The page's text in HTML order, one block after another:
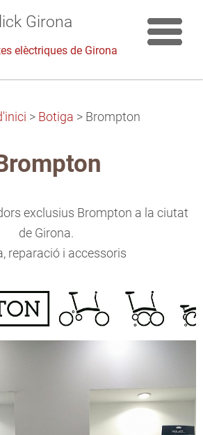
Girona
elèctriques de Girona
> Botiga > Brompton
exclusius Brompton a la ciutat
de Girona.
reparació i accessoris